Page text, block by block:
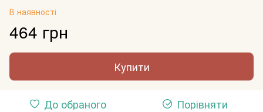
В наявності
464 грн
Купити
До обраного Порівняти